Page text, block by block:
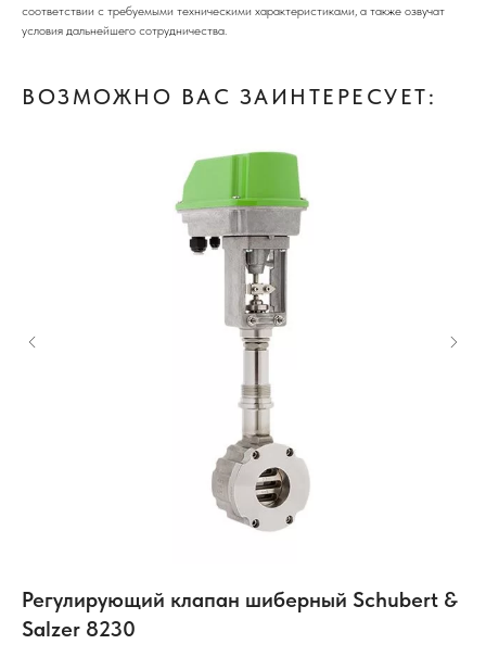
соответствии с требуемыми техническими характеристиками, а также озвучат
условия дальнейшего сотрудничества.
ВОЗМОЖНО ВАС ЗАИНТЕРЕСУЕТ:
Регулирующий клапан шиберный Schubert &
Salzer 8230